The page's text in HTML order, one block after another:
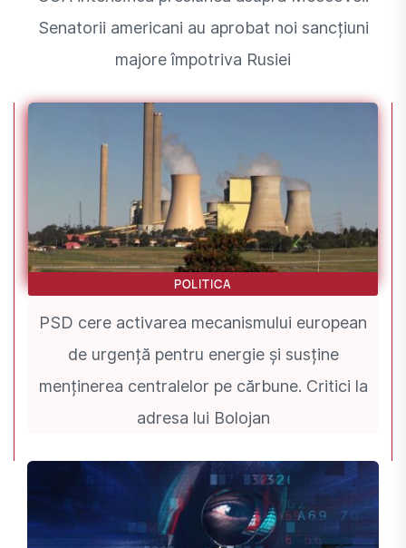
Senatorii americani au aprobat noi sancțiuni
majore împotriva Rusiei
POLITICA
PSD cere activarea mecanismului european
de urgență pentru energie și susține
menținerea centralelor pe cărbune. Critici la
adresa lui Bolojan